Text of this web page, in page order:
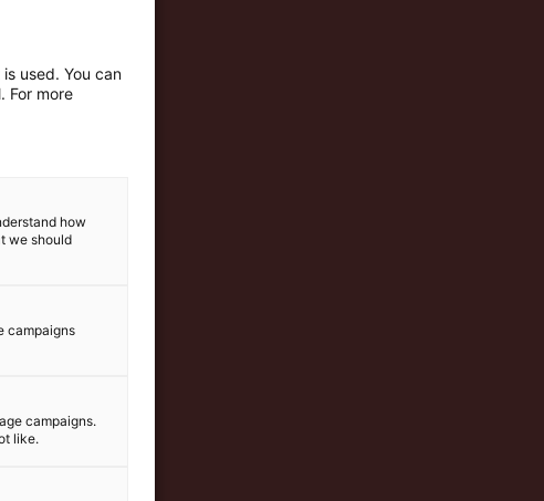
used. You can
For more
how
we should
campaigns
campaigns.
like.